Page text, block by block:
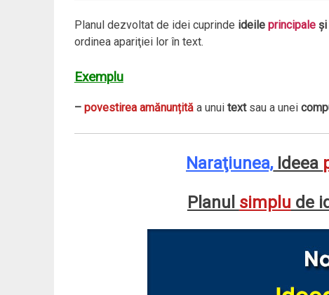
Planul dezvoltat de idei cuprinde ideile principaleşi
ordinea apariţiei lor în text.
Exemplu
– povestirea amănunțităa unui textsau a unei
Naraţiunea,Ideea
Planul simplu de